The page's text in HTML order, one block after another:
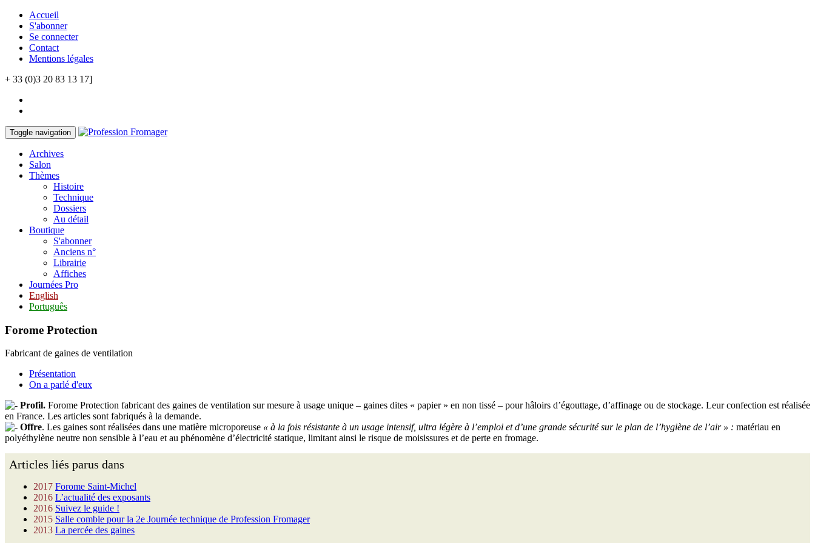
Accueil
S'abonner
Se connecter
Contact
Mentions légales
+ 33 (0)3 20 83 13 17]
Toggle navigation
Archives
Salon
Thèmes
Histoire
Technique
Dossiers
Au détail
Boutique
S'abonner
Anciens n°
Librairie
Affiches
Journées Pro
English
Português
Forome Protection
Fabricant de gaines de ventilation
Présentation
On a parlé d'eux
Profil. Forome Protection fabricant des gaines de ventilation sur mesure à usage unique – gaines dites « papier » en non tissé – pour hâloirs d’égouttage, d’affinage ou de stockage. Leur confection est réalisée
en France. Les articles sont fabriqués à la demande.
Offre. Les gaines sont réalisées dans une matière microporeuse « à la fois résistante à un usage intensif, ultra légère à l’emploi et d’une grande sécurité sur le plan de l’hygiène de l’air » : matériau en
polyéthylène neutre non sensible à l’eau et au phénomène d’électricité statique, limitant ainsi le risque de moisissures et de perte en fromage.
Articles liés parus dans
2017 Forome Saint-Michel
2016 L’actualité des exposants
2016 Suivez le guide !
2015 Salle comble pour la 2e Journée technique de Profession Fromager
2013 La percée des gaines